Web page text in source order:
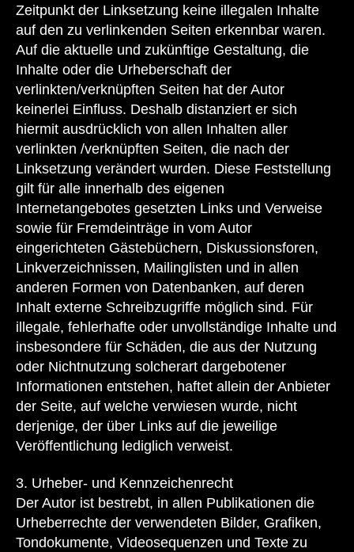
Zeitpunkt der Linksetzung keine illegalen Inhalte
auf den zu verlinkenden Seiten erkennbar waren.
Auf die aktuelle und zukünftige Gestaltung, die
Inhalte oder die Urheberschaft der
verlinkten/verknüpften Seiten hat der Autor
keinerlei Einfluss. Deshalb distanziert er sich
hiermit ausdrücklich von allen Inhalten aller
verlinkten /verknüpften Seiten, die nach der
Linksetzung verändert wurden. Diese Feststellung
gilt für alle innerhalb des eigenen
Internetangebotes gesetzten Links und Verweise
sowie für Fremdeinträge in vom Autor
eingerichteten Gästebüchern, Diskussionsforen,
Linkverzeichnissen, Mailinglisten und in allen
anderen Formen von Datenbanken, auf deren
Inhalt externe Schreibzugriffe möglich sind. Für
illegale, fehlerhafte oder unvollständige Inhalte und
insbesondere für Schäden, die aus der Nutzung
oder Nichtnutzung solcherart dargebotener
Informationen entstehen, haftet allein der Anbieter
der Seite, auf welche verwiesen wurde, nicht
derjenige, der über Links auf die jeweilige
Veröffentlichung lediglich verweist.
3. Urheber- und Kennzeichenrecht
Der Autor ist bestrebt, in allen Publikationen die
Urheberrechte der verwendeten Bilder, Grafiken,
Tondokumente, Videosequenzen und Texte zu